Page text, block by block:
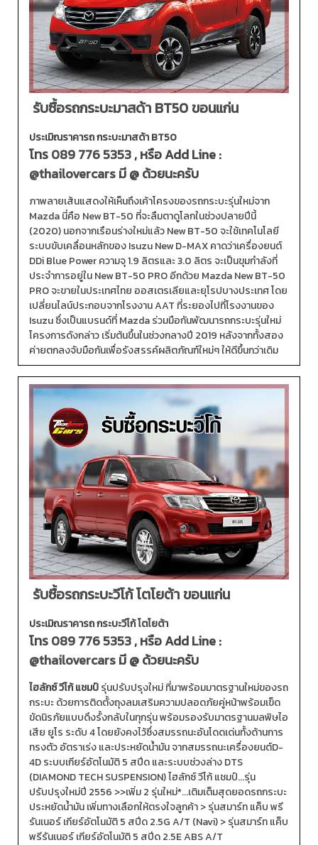
รับซื้อรถกระบะมาสด้า BT50 ขอนแก่น
ประเมิณราคารถ กระบะมาสด้า BT50
โทร089 776 5353, หรือ Add Line :
@thailovercarsมี @ ด้วยนะครับ
ภาพลายเส้นแสดงให้เห็นถึงเค้าโครงของรถกระบะรุ่นใหม่จาก
Mazda นี่คือ New BT-50 ที่จะลืมตาดูโลกในช่วงปลายปีนี้
(2020) นอกจากเรือนร่างใหม่แล้ว New BT-50 จะใช้เทคโนโลยี
ระบบขับเคลื่อนหลักของ Isuzu New D-MAX คาดว่าเครื่องยนต์
DDi Blue Power ความจุ 1.9 ลิตรและ 3.0 ลิตร จะเป็นขุมกำลังที่
ประจำการอยู่ใน New BT-50 PRO อีกด้วย Mazda New BT-50
PRO จะขายในประเทศไทย ออสเตรเลียและยุโรปบางประเทศ โดย
เปลี่ยนไลน์ประกอบจากโรงงาน AAT ที่ระยองไปที่โรงงานของ
Isuzu ซึ่งเป็นแบรนด์ที่ Mazda ร่วมมือกันพัฒนารถกระบะรุ่นใหม่
โครงการดังกล่าว เริ่มต้นขึ้นในช่วงกลางปี 2019 หลังจากทั้งสอง
ค่ายตกลงจับมือกันเพื่อรังสรรค์ผลิตภัณฑ์ใหม่ๆ ให้ดีขึ้นกว่าเดิม
รับซื้อรถกระบะวีโก้ โตโยต้า ขอนแก่น
ประเมิณราคารถ กระบะวีโก้ โตโยต้า
โทร089 776 5353, หรือ Add Line :
@thailovercarsมี @ ด้วยนะครับ
ไฮลักซ์ วีโก้ แชมป์รุ่นปรับปรุงใหม่ ที่มาพร้อมมาตรฐานใหม่ของรถ
กระบะ ด้วยการติดตั้งถุงลมเสริมความปลอดภัยคู่หน้าพร้อมเข็ด
ขัดนิรภัยแบบดึงรั้งกลับในทุกรุ่น พร้อมรองรับมาตรฐานมลพิษไอ
เสีย ยูโร ระดับ 4 โดยยังคงไว้ซึ่งสมรรถนะอันโดดเด่นทั้งด้านการ
ทรงตัว อัตราเร่ง และประหยัดน้ำมัน จากสมรรถนะเครื่องยนต์D-
4D ระบบเกียร์อัตโนมัติ 5 สปีด และระบบช่วงล่าง DTS
(DIAMOND TECH SUSPENSION) ไฮลักซ์ วีโก้ แชมป์...รุ่น
ปรับปรุงใหม่ปี 2556 >>เพิ่ม 2 รุ่นใหม่*...เติมเต็มสุดยอดรถกระบะ
ประหยัดน้ำมัน เพิ่มทางเลือกให้ตรงใจลูกค้า > รุ่นสมาร์ท แค็บ พรี
รันเนอร์ เกียร์อัตโนมัติ 5 สปีด 2.5G A/T (Navi) > รุ่นสมาร์ท แค็บ
พรีรันเนอร์ เกียร์อัตโนมัติ 5 สปีด 2.5E ABS A/T